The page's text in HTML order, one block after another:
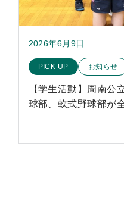
2026年6月9日
このお知らせのカテ
PICK UP お知らせ
【学生活動】周南公
球部、軟式野球部が